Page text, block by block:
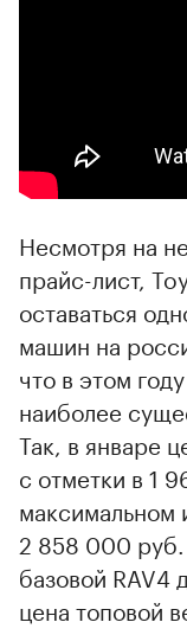
Несмотря на
прайс-лист,
оставаться
машин на
что в этом
наиболее
Так, в январе
с отметки в 1
максимальном
2 858 000 руб.
базовой RAV4
цена топовой